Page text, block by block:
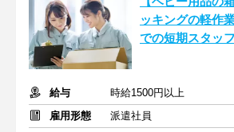
ッキングの軽作
での短期スタッ
給与
時給1500円以上
雇用形態
派遣社員